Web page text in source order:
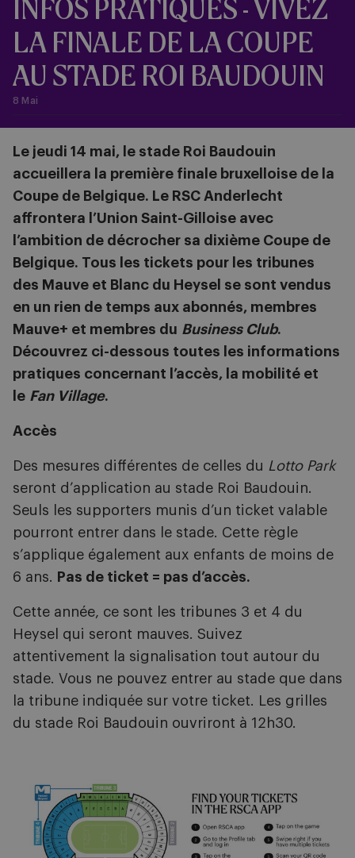
INFOS PRATIQUES - VIVEZ
LA FINALE DE LA COUPE
AU STADE ROI BAUDOUIN
8 Mai
Le jeudi 14 mai, le stade Roi Baudouin
accueillera la première finale bruxelloise de la
Coupe de Belgique. Le RSC Anderlecht
affrontera l’Union Saint-Gilloise avec
l’ambition de décrocher sa dixième Coupe de
Belgique. Tous les tickets pour les tribunes
des Mauve et Blanc du Heysel se sont vendus
en un rien de temps aux abonnés, membres
Mauve+ et membres du Business Club.
Découvrez ci-dessous toutes les informations
pratiques concernant l’accès, la mobilité et
le Fan Village.
Accès
Des mesures différentes de celles du Lotto Park
seront d’application au stade Roi Baudouin.
Seuls les supporters munis d’un ticket valable
pourront entrer dans le stade. Cette règle
s’applique également aux enfants de moins de
6 ans. Pas de ticket = pas d’accès.
Cette année, ce sont les tribunes 3 et 4 du
Heysel qui seront mauves. Suivez
attentivement la signalisation tout autour du
stade. Vous ne pouvez entrer au stade que dans
la tribune indiquée sur votre ticket. Les grilles
du stade Roi Baudouin ouvriront à 12h30.